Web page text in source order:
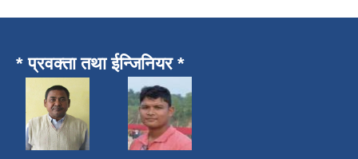
* प्रवक्ता तथा ईन्जिनियर *